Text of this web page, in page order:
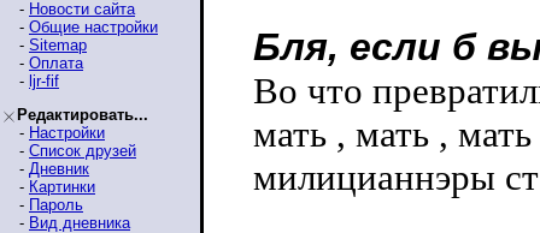
- Новости сайта
- Общие настройки
- Sitemap
- Оплата
- ljr-fif
Редактировать...
- Настройки
- Список друзей
- Дневник
- Картинки
- Пароль
- Вид дневника
Бля, если б
Во что
мать , мать , мать
милицианнэры